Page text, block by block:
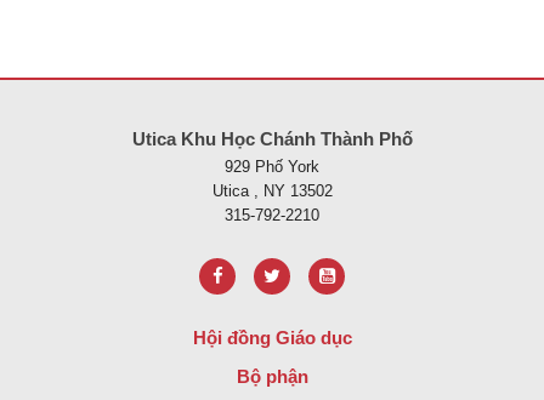
Utica Khu Học Chánh Thành Phố
929 Phố York
Utica , NY 13502
315-792-2210
Hội đồng Giáo dục
Bộ phận